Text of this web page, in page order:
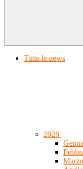
Tutte le news
2026
Marzo